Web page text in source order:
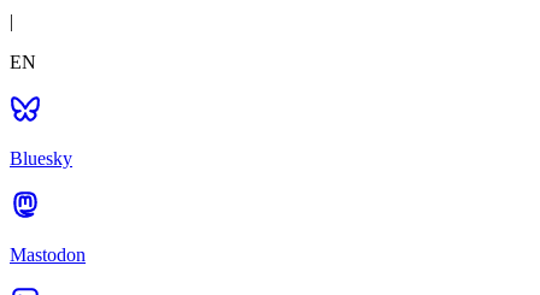
|
EN
Bluesky
Mastodon